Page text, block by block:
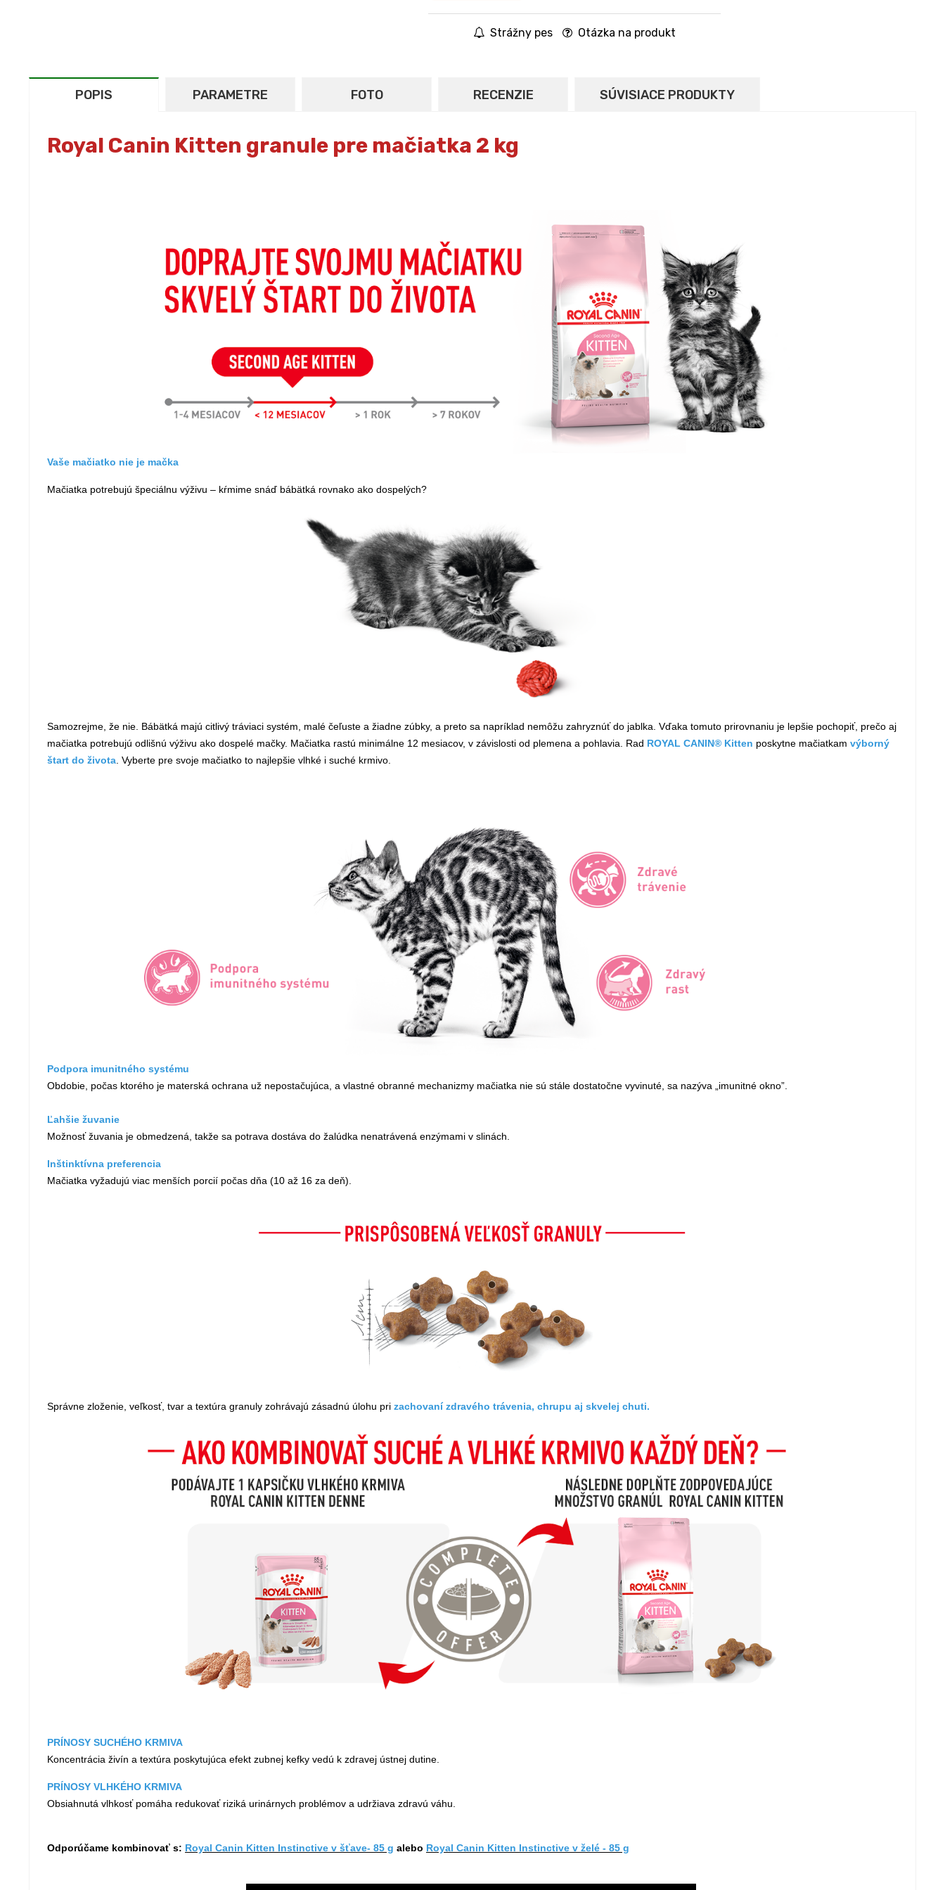
Strážny pes Otázka na produkt
POPIS PARAMETRE FOTO RECENZIE SÚVISIACE PRODUKTY
Royal Canin Kitten granule pre mačiatka 2 kg
Vaše mačiatko nie je mačka
Mačiatka potrebujú špeciálnu výživu – kŕmime snáď bábätká rovnako ako dospelých?
Samozrejme, že nie. Bábätká majú citlivý tráviaci systém, malé čeľuste a žiadne zúbky, a preto sa napríklad nemôžu zahryznúť do jablka. Vďaka tomuto prirovnaniu je lepšie pochopiť, prečo aj
mačiatka potrebujú odlišnú výživu ako dospelé mačky. Mačiatka rastú minimálne 12 mesiacov, v závislosti od plemena a pohlavia. Rad ROYAL CANIN® Kitten poskytne mačiatkam výborný
štart do života . Vyberte pre svoje mačiatko to najlepšie vlhké i suché krmivo.
Podpora imunitného systému
Obdobie, počas ktorého je materská ochrana už nepostačujúca, a vlastné obranné mechanizmy mačiatka nie sú stále dostatočne vyvinuté, sa nazýva „imunitné okno”.
Ľahšie žuvanie
Možnosť žuvania je obmedzená, takže sa potrava dostáva do žalúdka nenatrávená enzýmami v slinách.
Inštinktívna preferencia
Mačiatka vyžadujú viac menších porcií počas dňa (10 až 16 za deň).
Správne zloženie, veľkosť, tvar a textúra granuly zohrávajú zásadnú úlohu pri zachovaní zdravého trávenia, chrupu aj skvelej chuti.
PRÍNOSY SUCHÉHO KRMIVA
Koncentrácia živín a textúra poskytujúca efekt zubnej kefky vedú k zdravej ústnej dutine.
PRÍNOSY VLHKÉHO KRMIVA
Obsiahnutá vlhkosť pomáha redukovať riziká urinárnych problémov a udržiava zdravú váhu.
Odporúčame kombinovať s: Royal Canin Kitten Instinctive v šťave- 85 g alebo Royal Canin Kitten Instinctive v želé - 85 g